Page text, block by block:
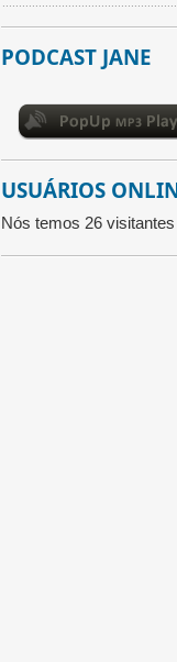
PODCAST JANE
USUÁRIOS
Nós temos 26 visitantes